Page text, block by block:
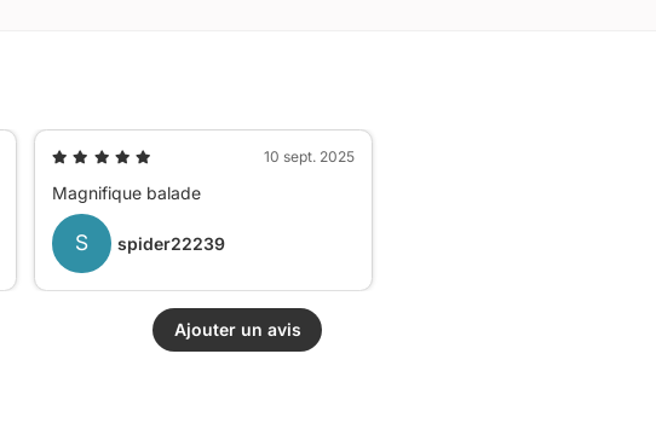
10 sept. 2025
Magnifique balade
S spider22239
Ajouter un avis